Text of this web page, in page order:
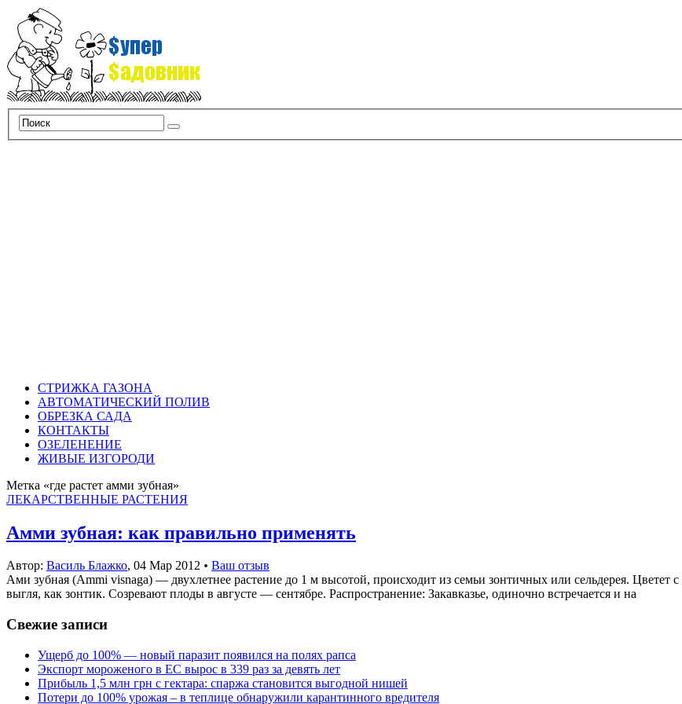
СТРИЖКА ГАЗОНА
АВТОМАТИЧЕСКИЙ ПОЛИВ
ОБРЕЗКА САДА
КОНТАКТЫ
ОЗЕЛЕНЕНИЕ
ЖИВЫЕ ИЗГОРОДИ
Метка «где растет амми зубная»
ЛЕКАРСТВЕННЫЕ РАСТЕНИЯ
Амми зубная: как правильно применять
Автор: Василь Блажко, 04 Мар 2012 • Ваш отзыв
Ами зубная (Ammi visnaga) — двухлетнее растение до 1 м высотой, происходит из семьи зонтичных или сельдерея.
выгля, как зонтик. Созревают плоды в августе — сентябре. Распространение: Закавказье, одиночно встречается и на
Свежие записи
Ущерб до 100% — новый паразит появился на полях рапса
Экспорт мороженого в ЕС вырос в 339 раз за девять лет
Прибыль 1,5 млн грн с гектара: спаржа становится выгодной нишей
Потери до 100% урожая – в теплице обнаружили карантинного вредителя